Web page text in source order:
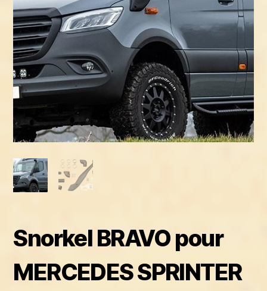
Snorkel BRAVO pour
MERCEDES SPRINTER